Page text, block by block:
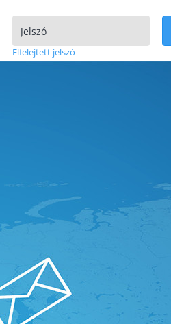
Elfelejtett jelszó